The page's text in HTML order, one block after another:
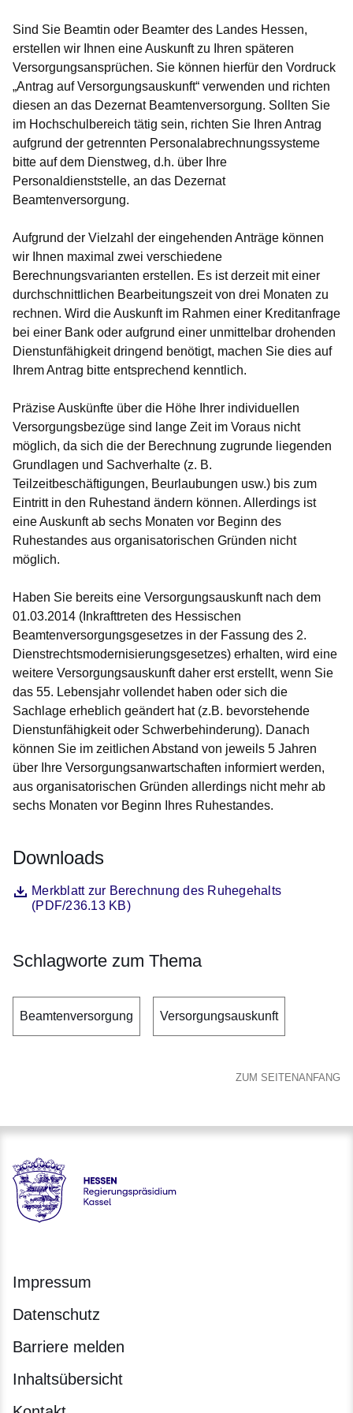
Sind Sie Beamtin oder Beamter des Landes Hessen,
erstellen wir Ihnen eine Auskunft zu Ihren späteren
Versorgungsansprüchen. Sie können hierfür den Vordruck
„Antrag auf Versorgungsauskunft“ verwenden und richten
diesen an das Dezernat Beamtenversorgung. Sollten Sie
im Hochschulbereich tätig sein, richten Sie Ihren Antrag
aufgrund der getrennten Personalabrechnungssysteme
bitte auf dem Dienstweg, d.h. über Ihre
Personaldienststelle, an das Dezernat
Beamtenversorgung.
Aufgrund der Vielzahl der eingehenden Anträge können
wir Ihnen maximal zwei verschiedene
Berechnungsvarianten erstellen. Es ist derzeit mit einer
durchschnittlichen Bearbeitungszeit von drei Monaten zu
rechnen. Wird die Auskunft im Rahmen einer Kreditanfrage
bei einer Bank oder aufgrund einer unmittelbar drohenden
Dienstunfähigkeit dringend benötigt, machen Sie dies auf
Ihrem Antrag bitte entsprechend kenntlich.
Präzise Auskünfte über die Höhe Ihrer individuellen
Versorgungsbezüge sind lange Zeit im Voraus nicht
möglich, da sich die der Berechnung zugrunde liegenden
Grundlagen und Sachverhalte (z. B.
Teilzeitbeschäftigungen, Beurlaubungen usw.) bis zum
Eintritt in den Ruhestand ändern können. Allerdings ist
eine Auskunft ab sechs Monaten vor Beginn des
Ruhestandes aus organisatorischen Gründen nicht
möglich.
Haben Sie bereits eine Versorgungsauskunft nach dem
01.03.2014 (Inkrafttreten des Hessischen
Beamtenversorgungsgesetzes in der Fassung des 2.
Dienstrechtsmodernisierungsgesetzes) erhalten, wird eine
weitere Versorgungsauskunft daher erst erstellt, wenn Sie
das 55. Lebensjahr vollendet haben oder sich die
Sachlage erheblich geändert hat (z.B. bevorstehende
Dienstunfähigkeit oder Schwerbehinderung). Danach
können Sie im zeitlichen Abstand von jeweils 5 Jahren
über Ihre Versorgungsanwartschaften informiert werden,
aus organisatorischen Gründen allerdings nicht mehr ab
sechs Monaten vor Beginn Ihres Ruhestandes.
Downloads
DateiMerkblatt zur Berechnung des Ruhegehalts
(PDF/236.13 KB)
Öffnet sich in einem neuen Fenster
Schlagworte zum Thema
Beamtenversorgung Versorgungsauskunft
ZUM SEITENANFANG
Hessen - Regierungspräsidium Kassel
Impressum
Datenschutz
Barriere melden
Inhaltsübersicht